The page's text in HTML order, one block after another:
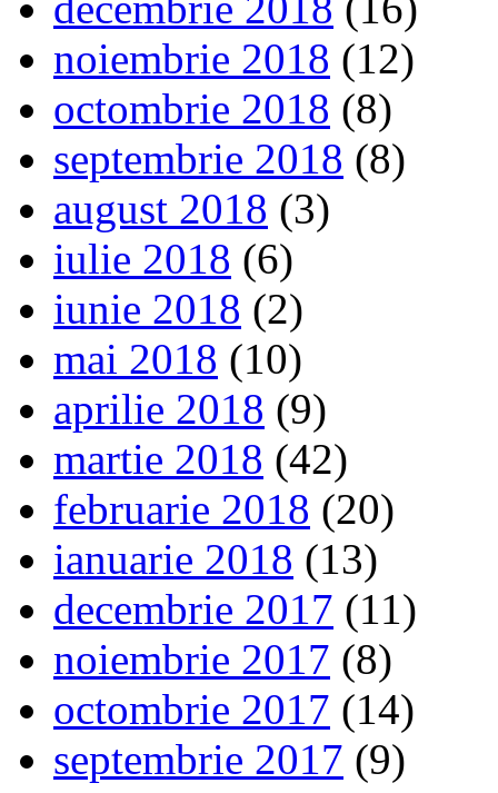
noiembrie 2018 (12)
octombrie 2018 (8)
septembrie 2018 (8)
august 2018 (3)
iulie 2018 (6)
iunie 2018 (2)
mai 2018 (10)
aprilie 2018 (9)
martie 2018 (42)
februarie 2018 (20)
ianuarie 2018 (13)
decembrie 2017 (11)
noiembrie 2017 (8)
octombrie 2017 (14)
septembrie 2017 (9)